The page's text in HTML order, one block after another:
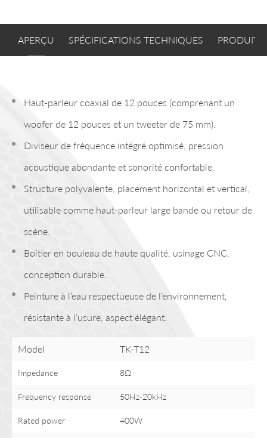
APERÇU SPÉCIFICATIONS TECHNIQUES
Haut-parleur coaxial de 12 pouces (comprenant un
woofer de 12 pouces et un tweeter de 75 mm).
Diviseur de fréquence intégré optimisé, pression
acoustique abondante et sonorité confortable.
Structure polyvalente, placement horizontal et vertical,
utilisable comme haut-parleur large bande ou retour de
scène.
Boîtier en bouleau de haute qualité, usinage CNC,
conception durable.
Peinture à l’eau respectueuse de l’environnement,
résistante à l’usure, aspect élégant.
Model TK-T12
Impedance 8Ω
Frequency response 50Hz-20kHz
Rated power 400W